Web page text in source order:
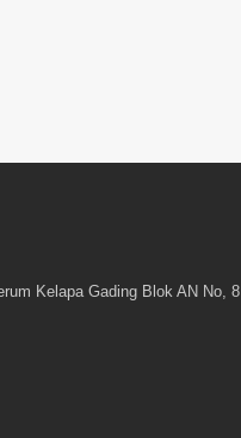
Kelapa Gading Blok AN No, 8